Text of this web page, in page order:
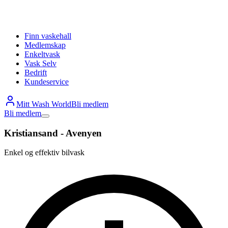
Finn vaskehall
Medlemskap
Enkeltvask
Vask Selv
Bedrift
Kundeservice
Mitt Wash WorldBli medlem
Bli medlem
Kristiansand - Avenyen
Enkel og effektiv bilvask